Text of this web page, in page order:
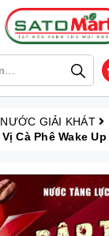
GIẢI KHÁT
Cà Phê Wake